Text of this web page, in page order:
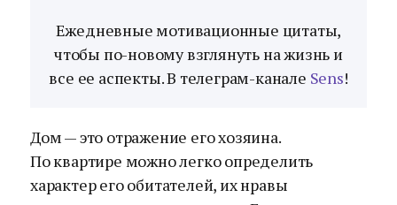
Ежедневные мотивационные цитаты,
чтобы по-новому взглянуть на жизнь и
все ее аспекты. В телеграм-канале Sens!
Дом — это отражение его хозяина.
По квартире можно легко определить
характер его обитателей, их нравы